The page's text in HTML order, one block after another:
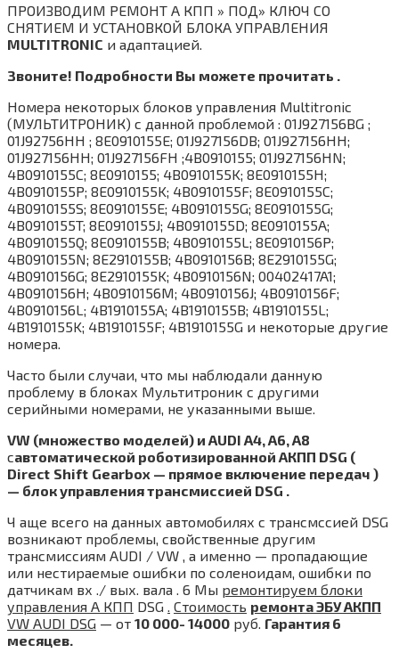
ПРОИЗВОДИМ РЕМОНТ А КПП » ПОД» КЛЮЧ СО
СНЯТИЕМ И УСТАНОВКОЙ БЛОКА УПРАВЛЕНИЯ
MULTITRONIC и адаптацией.
Звоните! Подробности Вы можете прочитать .
Номера некоторых блоков управления Multitronic
(МУЛЬТИТРОНИК) с данной проблемой : 01J927156BG ;
01J92756HH ; 8E0910155E; 01J927156DB; 01J927156HH;
01J927156HH; 01J927156FH ;4B0910155; 01J927156HN;
4B0910155C; 8E0910155; 4B0910155K; 8E0910155H;
4B0910155P; 8E0910155K; 4B0910155F; 8E0910155C;
4B0910155S; 8E0910155E; 4B0910155G; 8E0910155G;
4B0910155T; 8E0910155J; 4B0910155D; 8E0910155A;
4B0910155Q; 8E0910155B; 4B0910155L; 8E0910156P;
4B0910155N; 8E2910155B; 4B0910156B; 8E2910155G;
4B0910156G; 8E2910155K; 4B0910156N; 00402417A1;
4B0910156H; 4B0910156M; 4B0910156J; 4B0910156F;
4B0910156L; 4B1910155A; 4B1910155B; 4B1910155L;
4B1910155K; 4B1910155F; 4B1910155G и некоторые другие
номера.
Часто были случаи, что мы наблюдали данную
проблему в блоках Мультитроник с другими
серийными номерами, не указанными выше.
VW (множество моделей) и AUDI A4, A6, A8
савтоматической роботизированной АКПП DSG (
Direct Shift Gearbox — прямое включение передач )
— блок управления трансмиссией DSG .
Ч аще всего на данных автомобилях с трансмссией DSG
возникают проблемы, свойственные другим
трансмиссиям AUDI / VW , а именно — пропадающие
или нестираемые ошибки по соленоидам, ошибки по
датчикам вх ./ вых. вала . 6 Мы ремонтируем блоки
управления А КПП DSG Стоимость ремонта ЭБУ АКПП
VW AUDI DSG — от 10 000- 14000 руб. Гарантия 6
месяцев.